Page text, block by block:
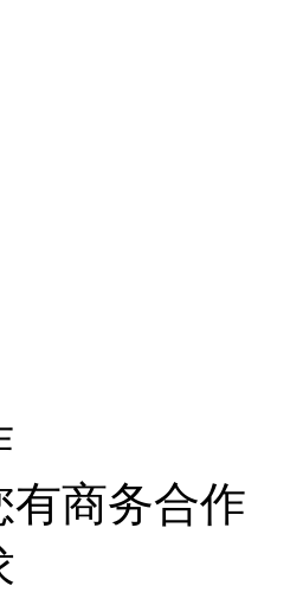
有商务合作